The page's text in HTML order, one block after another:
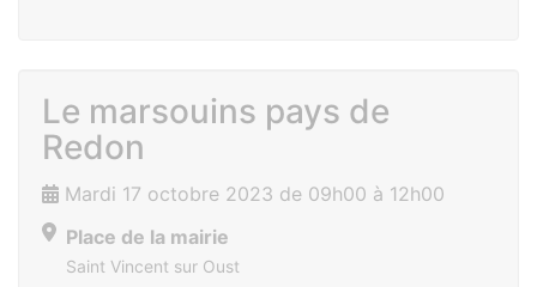
Le marsouins pays de
Redon
Mardi 17 octobre 2023 de 09h00 à 12h00
Place de la mairie
Saint Vincent sur Oust